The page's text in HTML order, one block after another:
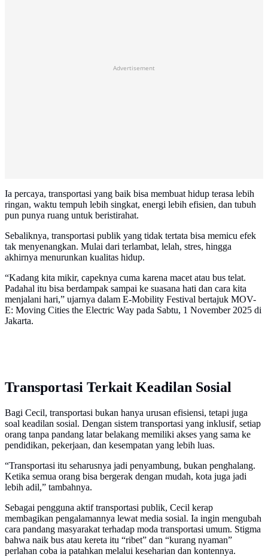
Advertisement
Ia percaya, transportasi yang baik bisa membuat hidup terasa lebih
ringan, waktu tempuh lebih singkat, energi lebih efisien, dan tubuh
pun punya ruang untuk beristirahat.
Sebaliknya, transportasi publik yang tidak tertata bisa memicu efek
tak menyenangkan. Mulai dari terlambat, lelah, stres, hingga
akhirnya menurunkan kualitas hidup.
“Kadang kita mikir, capeknya cuma karena macet atau bus telat.
Padahal itu bisa berdampak sampai ke suasana hati dan cara kita
menjalani hari,” ujarnya dalam E-Mobility Festival bertajuk MOV-
E: Moving Cities the Electric Way pada Sabtu, 1 November 2025 di
Jakarta.
Transportasi Terkait Keadilan Sosial
Bagi Cecil, transportasi bukan hanya urusan efisiensi, tetapi juga
soal keadilan sosial. Dengan sistem transportasi yang inklusif, setiap
orang tanpa pandang latar belakang memiliki akses yang sama ke
pendidikan, pekerjaan, dan kesempatan yang lebih luas.
“Transportasi itu seharusnya jadi penyambung, bukan penghalang.
Ketika semua orang bisa bergerak dengan mudah, kota juga jadi
lebih adil,” tambahnya.
Sebagai pengguna aktif transportasi publik, Cecil kerap
membagikan pengalamannya lewat media sosial. Ia ingin mengubah
cara pandang masyarakat terhadap moda transportasi umum. Stigma
bahwa naik bus atau kereta itu “ribet” dan “kurang nyaman”
perlahan coba ia patahkan melalui keseharian dan kontennya.